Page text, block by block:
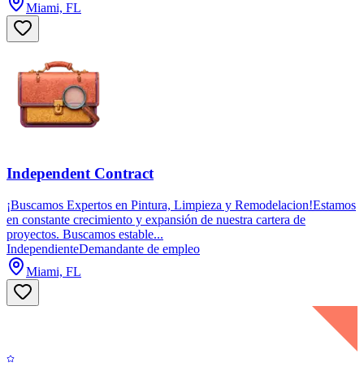
Miami, FL
Independent Contract
¡Buscamos Expertos en Pintura, Limpieza y Remodelacion!Estamos
en constante crecimiento y expansión de nuestra cartera de
proyectos. Buscamos estable...
IndependienteDemandante de empleo
Miami, FL